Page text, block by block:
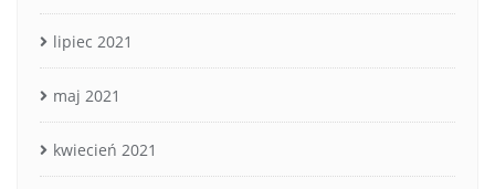
lipiec 2021
maj 2021
kwiecień 2021